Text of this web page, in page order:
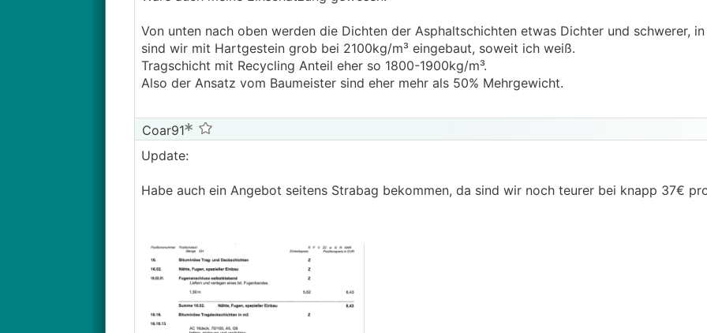
Von unten nach oben werden die Dichten der Asphaltschichten etwas Dichter und schwerer,
sind wir mit Hartgestein grob bei 2100kg/m³ eingebaut, soweit ich weiß.
Tragschicht mit Recycling Anteil eher so 1800-1900kg/m³.
Also der Ansatz vom Baumeister sind eher mehr als 50% Mehrgewicht.
Coar91
Update:
Habe auch ein Angebot seitens Strabag bekommen, da sind wir noch teurer bei knapp 37€